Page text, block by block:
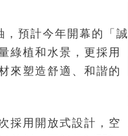
，預計今年開幕的「誠
綠植和水景，更採用
來塑造舒適、和諧的
採用開放式設計，空